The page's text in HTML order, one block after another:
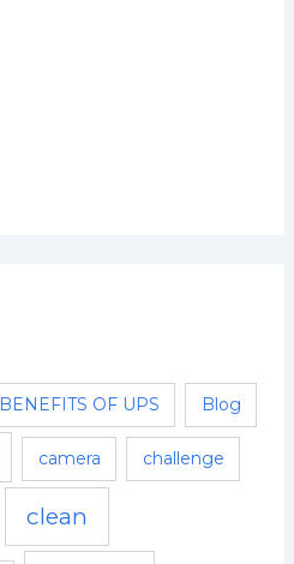
BENEFITS OF UPS Blog
camera challenge
clean